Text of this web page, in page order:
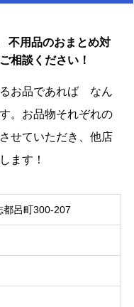
不用品のおまとめ対
相談ください！
るお品であれば なん
。お品物それぞれの
せていただき、他店
ます！
都呂町300-207